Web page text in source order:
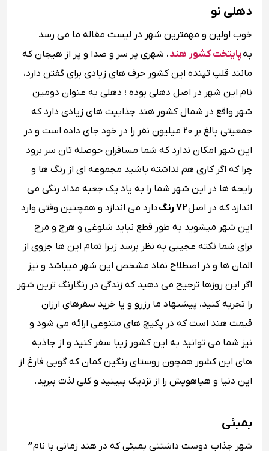
دهلی نو
خوب اولین و مهمترین شهر در لیست مقاله ما می رسد
بهپایتخت کشور هند، شهری پر سر و صدا و پر از هیجان که
مانند قلپ تپنده این کشور حرف های زیادی برای گفتن دارد،
نام این شهر در اصل دهلی بوده ؛ دهلی به عنوان دومین
شهر واقع در شمال کشور هند جذابیت های زیادی دارد که
جمعیتی بالغ بر 20 میلیون نفر را در خود جای داده است و در
این شهر امکان ندارد که شما مسافران حوصله تان سر برود
چرا که اگر کاری هم نداشته باشید مجموعه ای از رنگ ها و
رایحه ها در این شهر شما را به یاد یک جعبه مداد رنگی می
اندازد که در اصل72 رنگ
دارد می اندازد و همچنین وقتی وارد
این شهر میشوید به طور قطع نباید شلوغی و هرج و مرج
برای شما نکته عجیبی به نظر برسد زیرا تمام این ها جزوی از
المان ها و در اصطلاح نماد مشخص این شهر میباشد و نیز
اگر این روزها ترجیح می دهید که زندگی در رنگارنگ ترین شهر
را تجربه کنید، پیشنهاد ما رزرو و یا خرید سفرهای ارزان
قیمت هند است که در پکیج های متنوعی ارائه می شود و
نیز شما می توانید به این کشور زیبا سفر کنید و از جاذبه
های این کشور همچون روستای رنگین کمان که گویی فارغ از
این دنیا و هیاهویش را از نزدیک ببینید و کلی لذت ببرید.
بمبئی
شهر جذاب دوست داشتنی بمبئی که در هند زمانی با نام”